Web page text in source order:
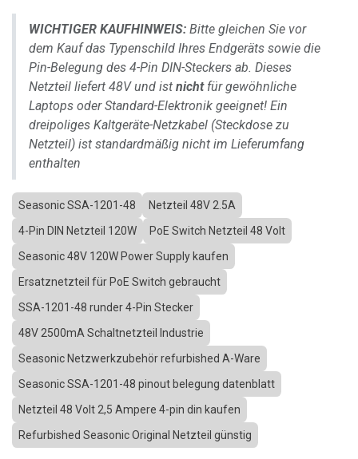
WICHTIGER KAUFHINWEIS: Bitte gleichen Sie vor
dem Kauf das Typenschild Ihres Endgeräts sowie die
Pin-Belegung des 4-Pin DIN-Steckers ab. Dieses
Netzteil liefert 48V und ist nichtfür gewöhnliche
Laptops oder Standard-Elektronik geeignet! Ein
dreipoliges Kaltgeräte-Netzkabel (Steckdose zu
Netzteil) ist standardmäßig nicht im Lieferumfang
enthalten
Seasonic SSA-1201-48
Netzteil 48V 2.5A
4-Pin DIN Netzteil 120W
PoE Switch Netzteil 48 Volt
Seasonic 48V 120W Power Supply kaufen
Ersatznetzteil für PoE Switch gebraucht
SSA-1201-48 runder 4-Pin Stecker
48V 2500mA Schaltnetzteil Industrie
Seasonic Netzwerkzubehör refurbished A-Ware
Seasonic SSA-1201-48 pinout belegung datenblatt
Netzteil 48 Volt 2,5 Ampere 4-pin din kaufen
Refurbished Seasonic Original Netzteil günstig